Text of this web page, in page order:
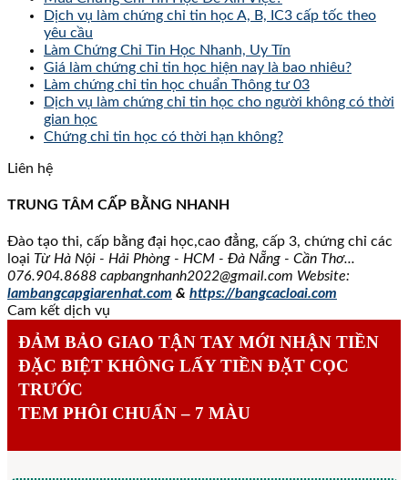
Dịch vụ làm chứng chỉ tin học A, B, IC3 cấp tốc theo
yêu cầu
Làm Chứng Chỉ Tin Học Nhanh, Uy Tín
Giá làm chứng chỉ tin học hiện nay là bao nhiêu?
Làm chứng chỉ tin học chuẩn Thông tư 03
Dịch vụ làm chứng chỉ tin học cho người không có thời
gian học
Chứng chỉ tin học có thời hạn không?
Liên hệ
TRUNG TÂM CẤP BẰNG NHANH
Đào tạo thi, cấp bằng đại học,cao đẳng, cấp 3, chứng chỉ các
loại Từ Hà Nội - Hải Phòng - HCM - Đà Nẵng - Cần Thơ...
076.904.8688 capbangnhanh2022@gmail.com Website:
lambangcapgiarenhat.com & https://bangcacloai.com
Cam kết dịch vụ
ĐẢM BẢO GIAO TẬN TAY MỚI NHẬN TIỀN
ĐẶC BIỆT KHÔNG LẤY TIỀN ĐẶT CỌC
TRƯỚC
TEM PHÔI CHUẨN – 7 MÀU